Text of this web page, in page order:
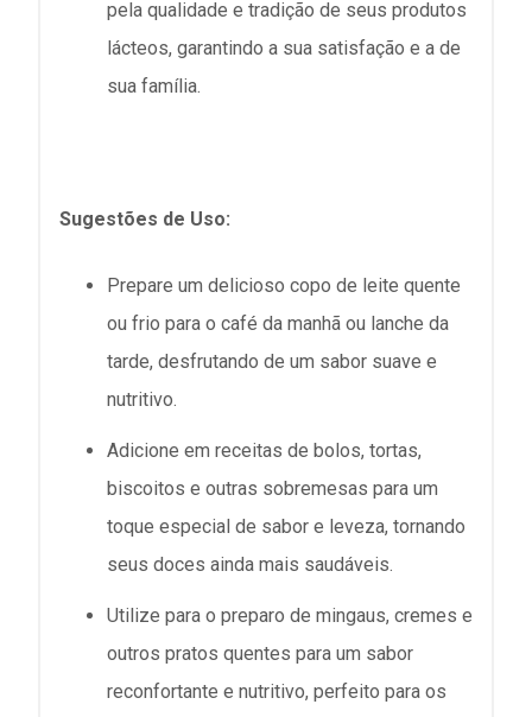
pela qualidade e tradição de seus produtos
lácteos, garantindo a sua satisfação e a de
sua família.
Sugestões de Uso:
Prepare um delicioso copo de leite quente
ou frio para o café da manhã ou lanche da
tarde, desfrutando de um sabor suave e
nutritivo.
Adicione em receitas de bolos, tortas,
biscoitos e outras sobremesas para um
toque especial de sabor e leveza, tornando
seus doces ainda mais saudáveis.
Utilize para o preparo de mingaus, cremes e
outros pratos quentes para um sabor
reconfortante e nutritivo, perfeito para os